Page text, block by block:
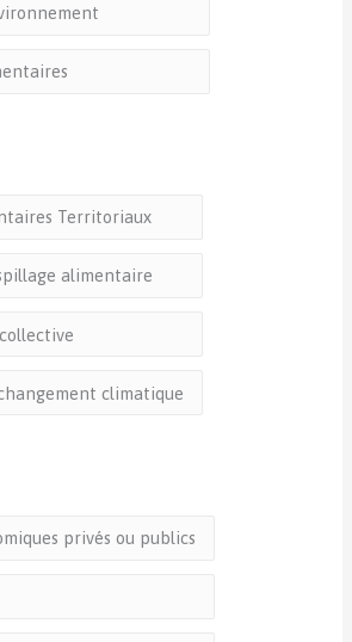
Territoriaux
alimentaire
climatique
privés ou publics